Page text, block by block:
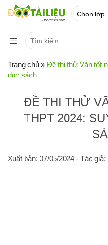
Trang chủ » Đề thi thử Văn tốt
đọc sách
ĐỀ THI THỬ
THPT 2024:
Xuất bản: 07/05/2024 - Tác giả: